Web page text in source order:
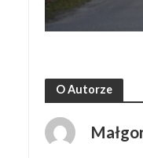
O Autorze